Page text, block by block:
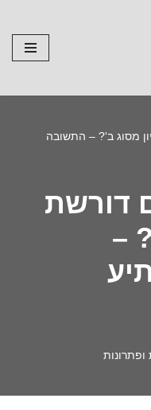
מסוג ב'? – התשובה
דורשת
–
ופתרונות